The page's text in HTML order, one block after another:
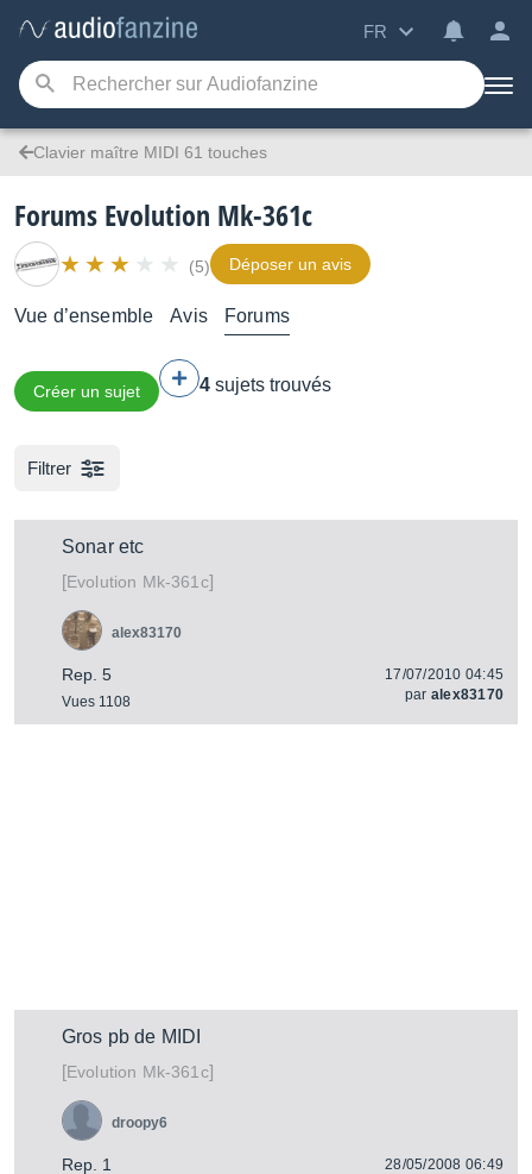
FR
Clavier maître MIDI 61 touches
Forums Evolution Mk-361c
(5) Déposer un avis
Vue d’ensemble Avis Forums
Créer un sujet 4 sujets trouvés
Filtrer
Sonar etc
[Evolution Mk-361c]
Rep. 5
Vues 1108
alex83170
17/07/2010 04:45
par alex83170
Gros pb de MIDI
[Evolution Mk-361c]
Rep. 1
droopy6
28/05/2008 06:49